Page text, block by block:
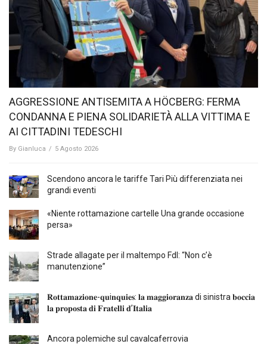
AGGRESSIONE ANTISEMITA A HÖCBERG: FERMA
CONDANNA E PIENA SOLIDARIETÀ ALLA VITTIMA E
AI CITTADINI TEDESCHI
By Gianluca / 5 Agosto 2026
Scendono ancora le tariffe Tari Più differenziata nei
grandi eventi
«Niente rottamazione cartelle Una grande occasione
persa»
Strade allagate per il maltempo FdI: “Non c’è
manutenzione”
𝐑𝐨𝐭𝐭𝐚𝐦𝐚𝐳𝐢𝐨𝐧𝐞-𝐪𝐮i𝐧𝐪𝐮𝐢𝐞𝐬: 𝐥𝐚 𝐦𝐚𝐠𝐠𝐢𝐨𝐫𝐚𝐧𝐳𝐚 di sinistra 𝐛𝐨𝐜𝐜𝐢𝐚
𝐥𝐚 𝐩𝐫𝐨𝐩𝐨𝐬𝐭𝐚 𝐝𝐢 𝐅𝐫𝐚𝐭𝐞𝐥𝐥𝐢 𝐝’𝐈𝐭𝐚𝐥𝐢𝐚
Ancora polemiche sul cavalcaferrovia